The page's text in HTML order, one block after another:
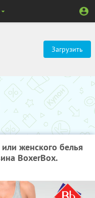
Загрузить
женского белья
BoxerBox.